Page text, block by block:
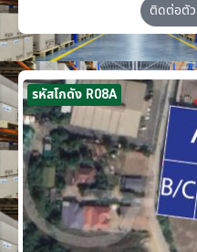
ติดต่อตั
รหัสโกดัง R08A